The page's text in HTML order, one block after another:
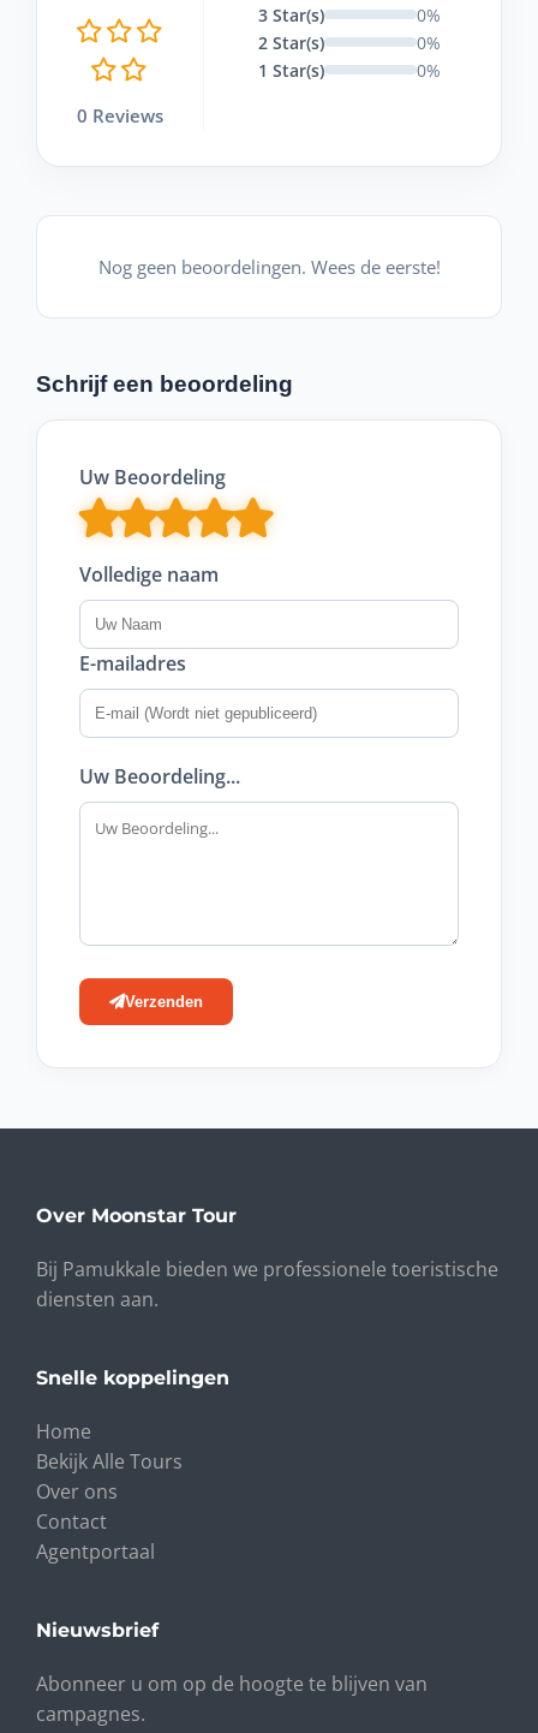
0 Reviews
3 Star(s)
0%
2 Star(s)
0%
1 Star(s)
0%
Nog geen beoordelingen. Wees de eerste!
Schrijf een beoordeling
Uw Beoordeling
Volledige naam
E-mailadres
Uw Beoordeling...
Verzenden
Over Moonstar Tour
Bij Pamukkale bieden we professionele toeristische
diensten aan.
Snelle koppelingen
Home
Bekijk Alle Tours
Over ons
Contact
Agentportaal
Nieuwsbrief
Abonneer u om op de hoogte te blijven van
campagnes.